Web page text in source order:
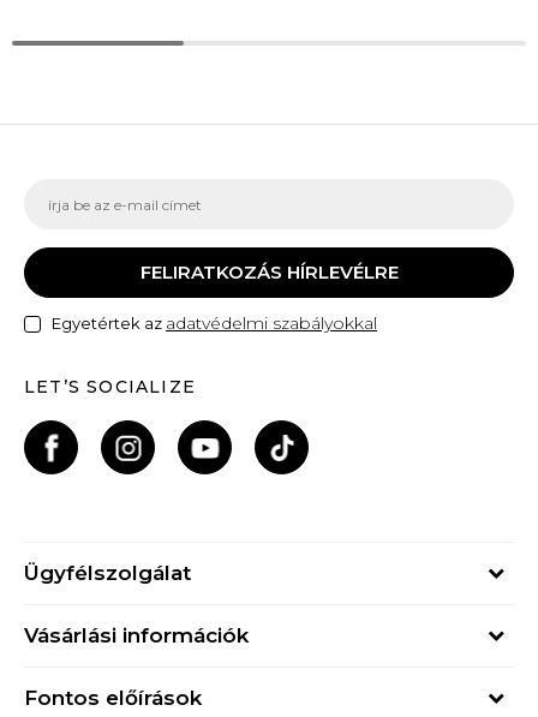
FELIRATKOZÁS HÍRLEVÉLRE
Egyetértek az adatvédelmi szabályokkal
LET’S SOCIALIZE
Ügyfélszolgálat
online@buzzsneakers.hu
Vásárlási információk
Fontos előírások